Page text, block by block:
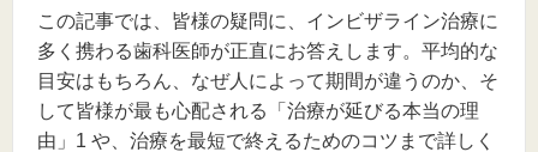
この記事では、皆様の疑問に、インビザライン治療に
多く携わる歯科医師が正直にお答えします。平均的な
目安はもちろん、なぜ人によって期間が違うのか、そ
して皆様が最も心配される「治療が延びる本当の理
由」1 や、治療を最短で終えるためのコツまで詳しく